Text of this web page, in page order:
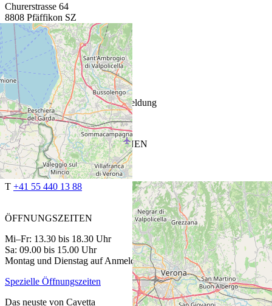
Churerstrasse 64
8808 Pfäffikon SZ
+41 55 420 11 44
ÖFFNUNGSZEITEN
Fr: 13.30 bis 18.30 Uhr
Sa: 9.00 bis 15.00 Uhr
Montag bis Donnerstag auf Anmeldung
Spezielle Öffnungszeiten
CAVETTA VINOTHEK SIEBNEN
Glarnerstrasse 27
8854 Siebnen
T +41 55 440 13 88
ÖFFNUNGSZEITEN
Mi–Fr: 13.30 bis 18.30 Uhr
Sa: 09.00 bis 15.00 Uhr
Montag und Dienstag auf Anmeldung
Spezielle Öffnungszeiten
Das neuste von Cavetta